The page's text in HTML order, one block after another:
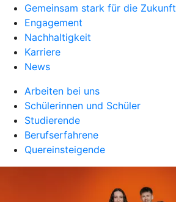
Gemeinsam stark für die Zukunft
Engagement
Nachhaltigkeit
Karriere
News
Arbeiten bei uns
Schülerinnen und Schüler
Studierende
Berufserfahrene
Quereinsteigende